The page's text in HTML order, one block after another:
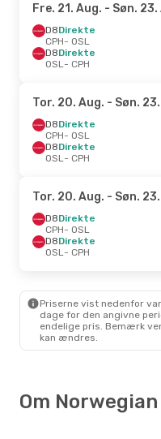
Fre. 21. Aug. - Søn. 23.
D8Direkte
CPH- OSL
D8Direkte
OSL- CPH
Tor. 20. Aug. - Søn.
D8Direkte
CPH- OSL
D8Direkte
OSL- CPH
Tor. 20. Aug. - Søn.
D8Direkte
CPH- OSL
D8Direkte
OSL- CPH
Priserne vist nedenfor
dage for den angivne
endelige pris. Bemærk
kan ændres.
Om